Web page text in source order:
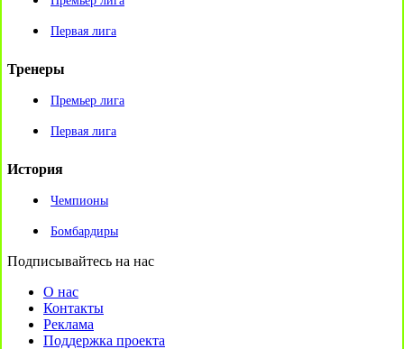
Первая лига
Тренеры
Премьер лига
Первая лига
История
Чемпионы
Бомбардиры
Подписывайтесь на нас
О нас
Контакты
Реклама
Поддержка проекта